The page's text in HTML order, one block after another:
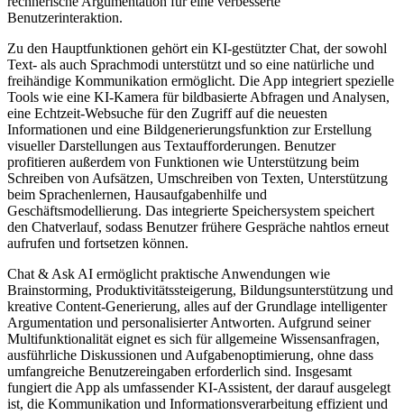
Benutzerinteraktion.
Zu den Hauptfunktionen gehört ein KI-gestützter Chat, der sowohl
Text- als auch Sprachmodi unterstützt und so eine natürliche und
freihändige Kommunikation ermöglicht. Die App integriert spezielle
Tools wie eine KI-Kamera für bildbasierte Abfragen und Analysen,
eine Echtzeit-Websuche für den Zugriff auf die neuesten
Informationen und eine Bildgenerierungsfunktion zur Erstellung
visueller Darstellungen aus Textaufforderungen. Benutzer
profitieren außerdem von Funktionen wie Unterstützung beim
Schreiben von Aufsätzen, Umschreiben von Texten, Unterstützung
beim Sprachenlernen, Hausaufgabenhilfe und
Geschäftsmodellierung. Das integrierte Speichersystem speichert
den Chatverlauf, sodass Benutzer frühere Gespräche nahtlos erneut
aufrufen und fortsetzen können.
Chat & Ask AI ermöglicht praktische Anwendungen wie
Brainstorming, Produktivitätssteigerung, Bildungsunterstützung und
kreative Content-Generierung, alles auf der Grundlage intelligenter
Argumentation und personalisierter Antworten. Aufgrund seiner
Multifunktionalität eignet es sich für allgemeine Wissensanfragen,
ausführliche Diskussionen und Aufgabenoptimierung, ohne dass
umfangreiche Benutzereingaben erforderlich sind. Insgesamt
fungiert die App als umfassender KI-Assistent, der darauf ausgelegt
ist, die Kommunikation und Informationsverarbeitung effizient und